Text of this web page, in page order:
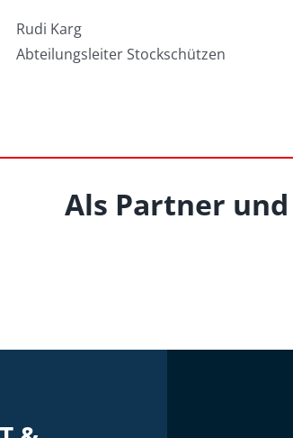
Rudi Karg
Abteilungsleiter Stockschützen
Als Partner